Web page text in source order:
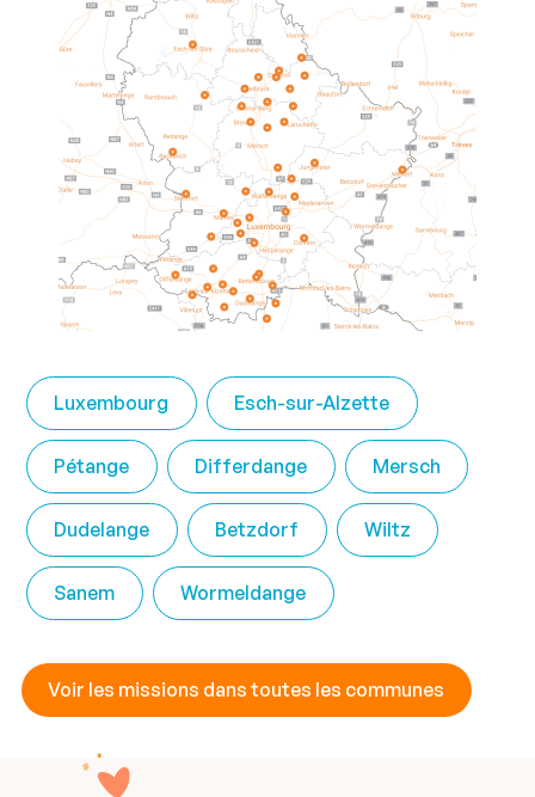
Luxembourg Esch-sur-Alzette
Pétange Differdange Mersch
Dudelange Betzdorf Wiltz
Sanem Wormeldange
Voir les missions dans toutes les communes